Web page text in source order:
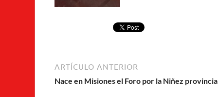
ARTÍCULO ANTERIOR
Nace en Misiones el Foro por la Niñez